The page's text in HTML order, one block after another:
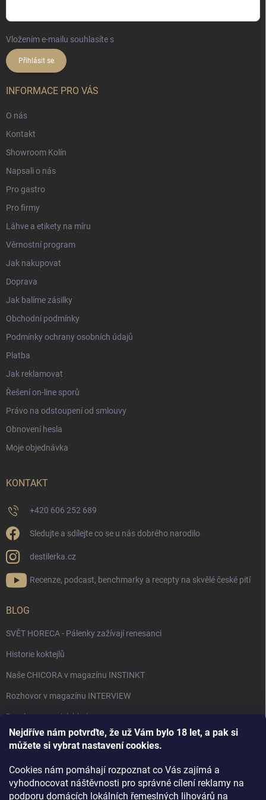
Nejdříve nám potvrďte, že už Vám bylo 18 let, a pak si
můžete si vybrat nastavení cookies.
Cookies nám pomáhají rozpoznat co Vás zajímá a
vyhodnocovat náštěvnosti pro správné cílení reklamy na
podporu domácích lokálních řemeslných lihovárů na
Vložením e-mailu souhlasíte s
Přihlásit se
INFORMACE PRO VÁS
O nás
Kontakt
Showroom Kolín
Napsali o nás
Pro gastro
Pro firmy
Láhve a etikety na míru
Věrnostní program
Jak nakupovat
Doprava
Jak balíme zásilky
Obchodní podmínky
Podmínky ochrany osobních údajů
Platba
Jak reklamovat
Řešení on-line sporů
Právo na odstoupení od smlouvy
Obnovení hesla
Moje objednávka
KONTAKT
+420 606 252 689
Sledujte a sdílejte co se u nás dobrého narodilo
destilerka.cz
Recenze, podcast, benchmarky a recepty na skvělé české pití
BLOG
SVĚT HORECA - Pálenky zažívají renesanci
Historie koktejlů
Naše CHICORA v magazínu INSTINKT
Rozhovor v magazínu INTERVIEW
Bourbon, americká krása.
Napsali v TÝDNU o naší práci
Rozhovor s DESTILERKA.CZ v magazínu DRINKING-CAT